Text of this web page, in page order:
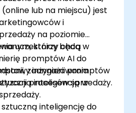
(online lub na miejscu) jest
i
na poziomie
którzy chcą
promptów AI do
zaangażowania
procesów sprzedaży.
uczestnicy będą w
inżynierii promptów
inteligencją w
inteligencję do